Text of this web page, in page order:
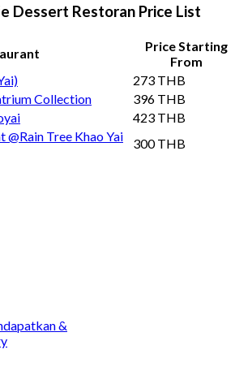
Dessert Restoran Price List
Price Starting
From
273 THB
Collection
396 THB
423 THB
Tree Khao Yai
300 THB
&